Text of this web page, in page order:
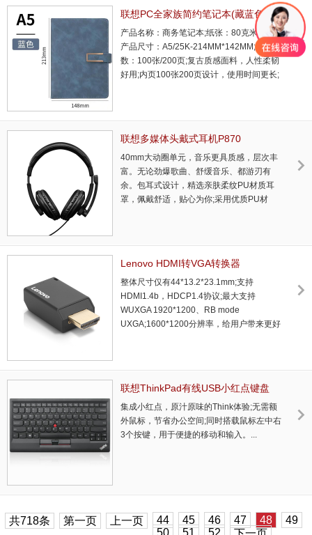
计提供最佳显示体验;5个USB3.1接口和1个
雷电3接口，可连接更多外部设备，提供更
高速使用体验。·可在不翻开笔记本的前提
下，完成对笔记本开关机控制，并通过扩展
坞上的控制设备，从睡眠模式唤醒电脑，更
支持如网络启动，网络唤醒...
联想PC全家族简约笔记本(藏蓝色)
(25018166)_联想总代理商
产品名称：商务笔记本;纸张：80克米黄纸;
产品尺寸：A5/25K-214MM*142MM;内芯张
数：100张/200页;复古质感面料，人性柔韧
好用;内页100张200页设计，使用时间更长;
联想多媒体头戴式耳机P870
(36003481)_联想总代理商
40mm大动圈单元，音乐更具质感，层次丰
富。无论劲爆歌曲、舒缓音乐、都游刃有
余。包耳式设计，精选亲肤柔纹PU材质耳
罩，佩戴舒适，贴心为你;采用优质PU材
音准确。 ...
Lenovo HDMI转VGA转换器
(GX90Q17292)_联想总代理商
整体尺寸仅有44*13.2*23.1mm;支持
HDMI1.4b，HDCP1.4协议;最大支持
WUXGA 1920*1200、RB mode
UXGA;1600*1200分辨率，给用户带来更好
联想ThinkPad有线USB小红点键盘
(0B47190)_联想总代理商
集成小红点，原汁原味的Think体验;无需额
外鼠标，节省办公空间;同时搭载鼠标左中右
3个按键，用于便捷的移动和输入。...
共718条 第一页 上一页 44 45 46 47 48
49
50
51 52